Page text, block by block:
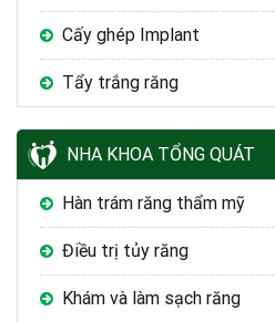
Cấy ghép Implant
Tẩy trắng răng
NHA KHOA TỔNG QUÁT
Hàn trám răng thẩm mỹ
Điều trị tủy răng
Khám và làm sạch răng